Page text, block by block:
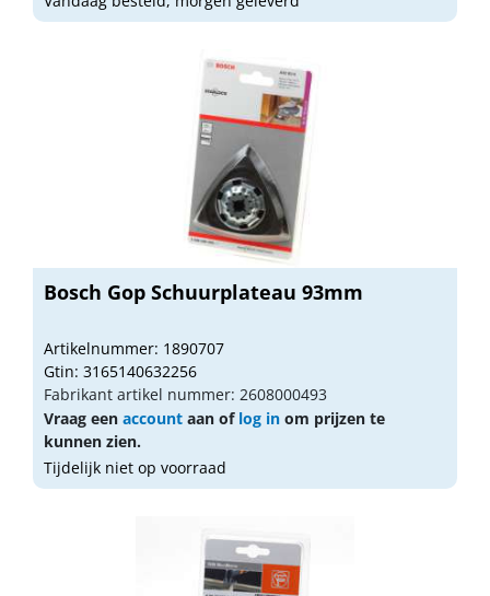
Bosch Gop Schuurplateau 93mm
Artikelnummer: 1890707
Gtin: 3165140632256
Fabrikant artikel nummer: 2608000493
Vraag een account aan of log in om prijzen te
kunnen zien.
Tijdelijk niet op voorraad